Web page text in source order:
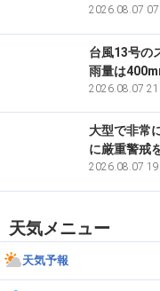
0.0
2026.08.07
台風13号の
雨量は
2026.08.07
大型で非常
に厳重警戒
2026.08.07
天気メニュー
天気予報